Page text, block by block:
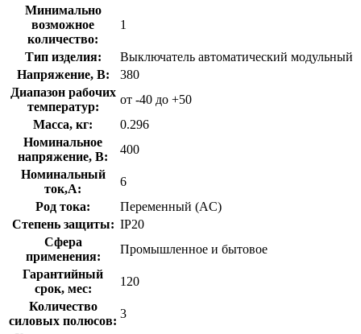
Минимально
возможное
количество:
1
Тип изделия:
Выключатель автоматический модульный
Напряжение, В:
380
Диапазон рабочих
температур:
от -40 до +50
Масса, кг:
0.296
Номинальное
напряжение, В:
400
Номинальный
ток,А:
6
Род тока:
Переменный (AC)
Степень защиты: IP20
Сфера
применения:
Промышленное и бытовое
Гарантийный
срок, мес:
120
Количество
силовых полюсов:
3